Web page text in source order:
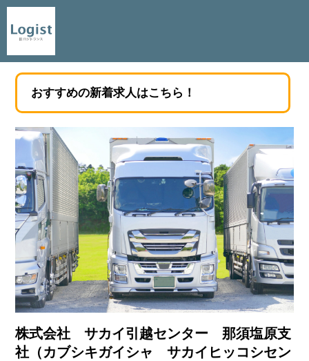
おすすめの新着求人はこちら！
株式会社 サカイ引越センター 那須塩原支
社（カブシキガイシャ サカイヒッコシセン